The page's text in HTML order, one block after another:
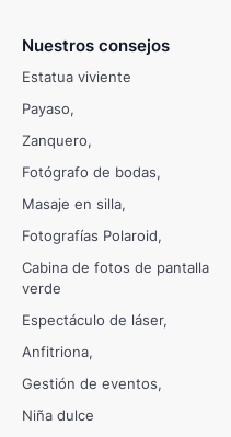
Nuestros consejos
Estatua viviente
Payaso
Zanquero
Fotógrafo de bodas
Masaje en silla
Fotografías Polaroid
Cabina de fotos de pantalla
verde
Espectáculo de láser
Anfitriona
Gestión de eventos
Niña dulce